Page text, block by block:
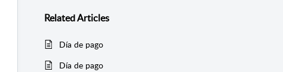
RelatedArticles
Día de pago
Día de pago